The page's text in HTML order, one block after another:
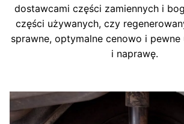
dostawcami części zamiennych i
części używanych, czy
sprawne, optymalne cenowo i pewne
i naprawę.